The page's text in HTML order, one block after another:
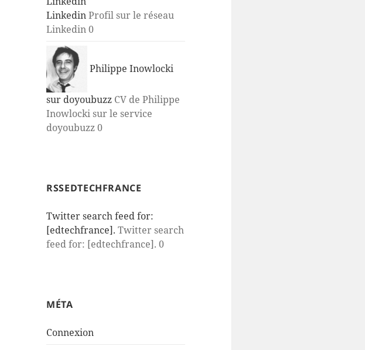
LinkedinProfil sur le réseau
Linkedin 0
Philippe Inowlocki
sur doyoubuzz CV de Philippe
Inowlocki sur le service
doyoubuzz 0
RSSEDTECHFRANCE
Twitter search feed for:
[edtechfrance]. Twitter search
feed for: [edtechfrance]. 0
MÉTA
Connexion